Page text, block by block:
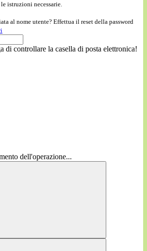
istruzioni necessarie.
al nome utente? Effettua il reset della password
di controllare la casella di posta elettronica!
dell'operazione...